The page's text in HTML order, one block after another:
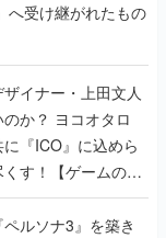
へ受け継がれたもの
イナー・上田文人
か？ ヨコオタロ
『ICO』に込めら
す！【ゲームの企
ペルソナ3』を築き